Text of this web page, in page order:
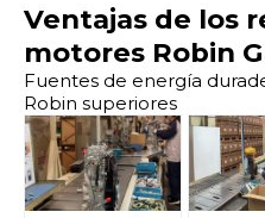
Ventajas de los
motores Robin
Fuentes de energía
Robin superiores